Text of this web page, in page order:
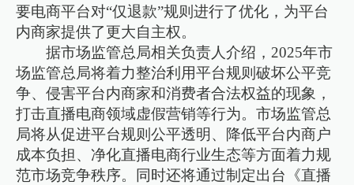
要电商平台对“仅退款”规则进行了优化，为平台
内商家提供了更大自主权。
据市场监管总局相关负责人介绍，2025年市
场监管总局将着力整治利用平台规则破坏公平竞
争、侵害平台内商家和消费者合法权益的现象，
打击直播电商领域虚假营销等行为。市场监管总
局将从促进平台规则公平透明、降低平台内商户
成本负担、净化直播电商行业生态等方面着力规
范市场竞争秩序。同时还将通过制定出台《直播